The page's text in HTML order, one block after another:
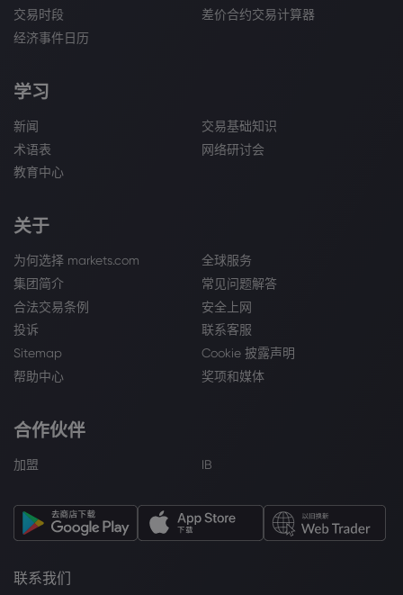
交易时段
差价合约交易计算器
经济事件日历
学习
新闻
交易基础知识
术语表
网络研讨会
教育中心
关于
为何选择 markets.com
全球服务
集团简介
常见问题解答
合法交易条例
安全上网
投诉
联系客服
Sitemap
Cookie 披露声明
帮助中心
奖项和媒体
合作伙伴
加盟 IB
联系我们